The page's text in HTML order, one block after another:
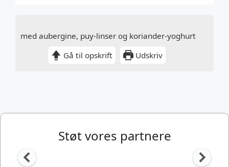
med aubergine, puy-linser og koriander-yoghurt
Gå til opskrift
Udskriv
Støt vores partnere